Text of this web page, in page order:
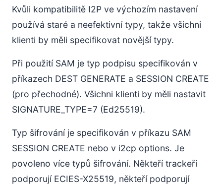
Kvůli kompatibilitě I2P ve výchozím nastavení
používá staré a neefektivní typy, takže všichni
klienti by měli specifikovat novější typy.
Při použití SAM je typ podpisu specifikován v
příkazech DEST GENERATE a SESSION CREATE
(pro přechodné). Všichni klienti by měli nastavit
SIGNATURE_TYPE=7 (Ed25519).
Typ šifrování je specifikován v příkazu SAM
SESSION CREATE nebo v i2cp options. Je
povoleno více typů šifrování. Někteří trackeři
podporují ECIES-X25519, někteří podporují